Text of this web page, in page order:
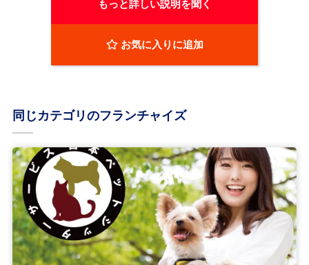
もっと詳しい説明を聞く
お気に入りに追加
同じカテゴリのフランチャイズ